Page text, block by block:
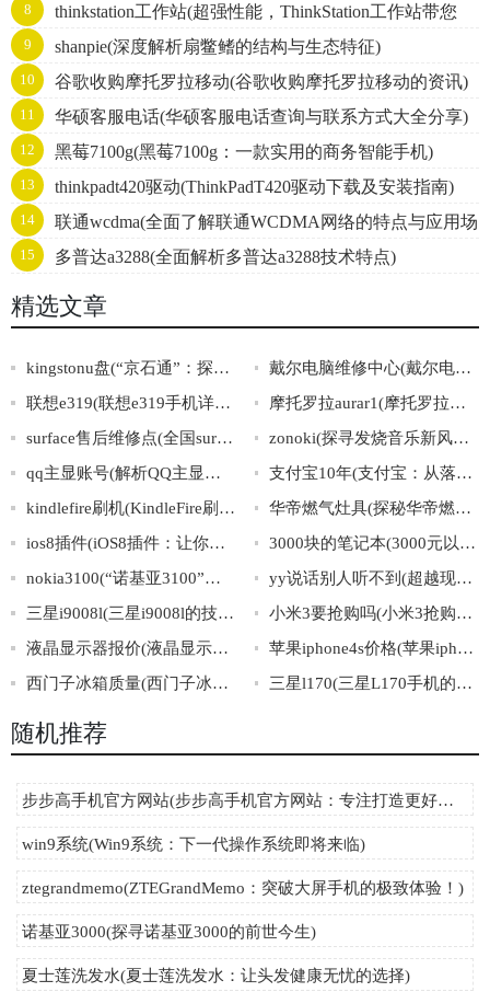
8
thinkstation工作站(超强性能，ThinkStation工作站带您
飞！)
9 shanpie(深度解析扇鳖鳍的结构与生态特征)
10 谷歌收购摩托罗拉移动(谷歌收购摩托罗拉移动的资讯)
11 华硕客服电话(华硕客服电话查询与联系方式大全分享)
12 黑莓7100g(黑莓7100g：一款实用的商务智能手机)
13 thinkpadt420驱动(ThinkPadT420驱动下载及安装指南)
14
联通wcdma(全面了解联通WCDMA网络的特点与应用场
景)
15 多普达a3288(全面解析多普达a3288技术特点)
精选文章
kingstonu盘(“京石通”：探秘KingstonU盘在中国市场的战略发展之路)
戴尔电脑维修中心(戴尔电脑维修中心：全面专业的维修服务)
联想e319(联想e319手机详细配置及价格推荐)
摩托罗拉aurar1(摩托罗拉最新款奢华手机：AuraR1)
surface售后维修点(全国surface售后维修点查询，免费上门维修服务！)
zonoki(探寻发烧音乐新风向：zonoki带你享受高保真无线音质)
qq主显账号(解析QQ主显账号：使用方法、安全性与注意事项)
支付宝10年(支付宝：从落地生根到全球扬名的十年华章)
kindlefire刷机(KindleFire刷机攻略大全)
华帝燃气灶具(探秘华帝燃气灶背后的创新之路)
ios8插件(iOS8插件：让你的iPhone更加强大)
3000块的笔记本(3000元以下性价比最高的笔记本推荐)
nokia3100(“诺基亚3100”：一款经典的老式手机)
yy说话别人听不到(超越现实，YY世界里的交流之道)
三星i9008l(三星i9008l的技术规格和特点简介)
小米3要抢购吗(小米3抢购必备攻略，不容错过！)
液晶显示器报价(液晶显示器最新价格表)
苹果iphone4s价格(苹果iphone4s现在多少钱？)
西门子冰箱质量(西门子冰箱质量怎么样？)
三星l170(三星L170手机的特点及使用方法详解)
随机推荐
步步高手机官方网站(步步高手机官方网站：专注打造更好的移动体验)
win9系统(Win9系统：下一代操作系统即将来临)
ztegrandmemo(ZTEGrandMemo：突破大屏手机的极致体验！)
诺基亚3000(探寻诺基亚3000的前世今生)
夏士莲洗发水(夏士莲洗发水：让头发健康无忧的选择)